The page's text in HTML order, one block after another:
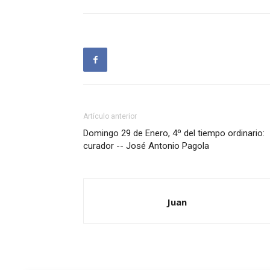
Artículo anterior
Domingo 29 de Enero, 4º del tiempo ordinario:
curador -- José Antonio Pagola
Juan